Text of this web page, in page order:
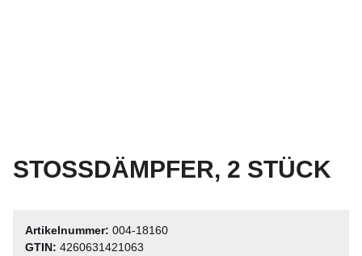
STOSSDÄMPFER, 2 STÜCK
Artikelnummer: 004-18160
GTIN: 4260631421063